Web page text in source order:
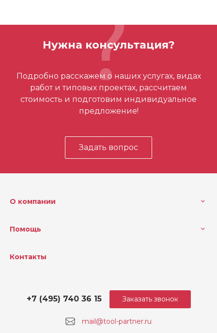
70
Отзывов ещё нет – ваш может стать
первым
Нужна консультация?
Подробно расскажем о наших услугах, видах
работ и типовых проектах, рассчитаем
стоимость и подготовим индивидуальное
предложение!
Задать вопрос
О компании
Помощь
Контакты
mail@tool-partner.ru
+7 (495) 740 36 15 Заказать звонок